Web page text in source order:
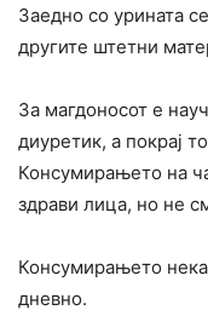
Заедно со урината
другите штетни
За магдоносот е
диуретик, а покрај
Консумирањето на
здрави лица, но не
Консумирањето
дневно.